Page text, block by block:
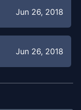
Jun 26, 2018
Jun 26, 2018